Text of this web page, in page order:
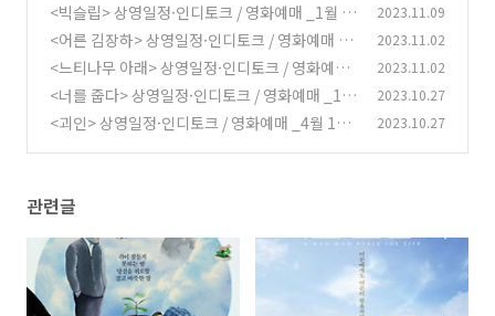
<빅슬립> 상영일정·인디토크 / 영화예매 _1월 8
일 종영
(0)
2023.11.09
<어른 김장하> 상영일정·인디토크 / 영화예매 _
1월 30일 종영
(0)
2023.11.02
<느티나무 아래> 상영일정·인디토크 / 영화예매
_12월 11일 종영 (0)
2023.11.02
<너를 줍다> 상영일정·인디토크 / 영화예매 _12
월 5일 종영 (1)
2023.10.27
<괴인> 상영일정·인디토크 / 영화예매 _4월 10
2023.10.27
관련글